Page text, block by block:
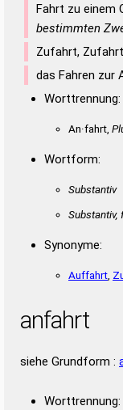
Fahrt zu einem
bestimmten
Zufahrt,
das Fahren zur
Worttrennung:
An·fahrt,
Wortform:
Substantiv
Substantiv,
Synonyme:
Auffahrt
anfahrt
siehe Grundform :
Worttrennung: